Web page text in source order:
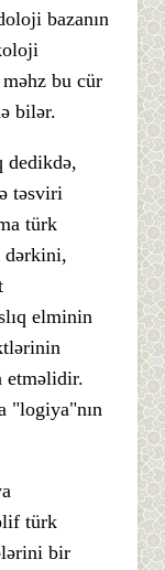
bazanın
bu cür
bilər.
dedikdə,
təsviri
türk
dərkini,
elminin
etməlidir.
"logiya"nın
türk
bir